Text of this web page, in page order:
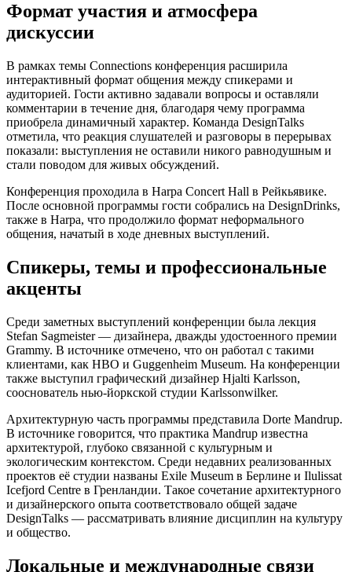
Формат участия и атмосфера
дискуссии
В рамках темы Connections конференция расширила
интерактивный формат общения между спикерами и
аудиторией. Гости активно задавали вопросы и оставляли
комментарии в течение дня, благодаря чему программа
приобрела динамичный характер. Команда DesignTalks
отметила, что реакция слушателей и разговоры в перерывах
показали: выступления не оставили никого равнодушным и
стали поводом для живых обсуждений.
Конференция проходила в Harpa Concert Hall в Рейкьявике.
После основной программы гости собрались на DesignDrinks,
также в Harpa, что продолжило формат неформального
общения, начатый в ходе дневных выступлений.
Спикеры, темы и профессиональные
акценты
Среди заметных выступлений конференции была лекция
Stefan Sagmeister — дизайнера, дважды удостоенного премии
Grammy. В источнике отмечено, что он работал с такими
клиентами, как HBO и Guggenheim Museum. На конференции
также выступил графический дизайнер Hjalti Karlsson,
сооснователь нью-йоркской студии Karlssonwilker.
Архитектурную часть программы представила Dorte Mandrup.
В источнике говорится, что практика Mandrup известна
архитектурой, глубоко связанной с культурным и
экологическим контекстом. Среди недавних реализованных
проектов её студии названы Exile Museum в Берлине и Ilulissat
Icefjord Centre в Гренландии. Такое сочетание архитектурного
и дизайнерского опыта соответствовало общей задаче
DesignTalks — рассматривать влияние дисциплин на культуру
и общество.
Локальные и международные связи